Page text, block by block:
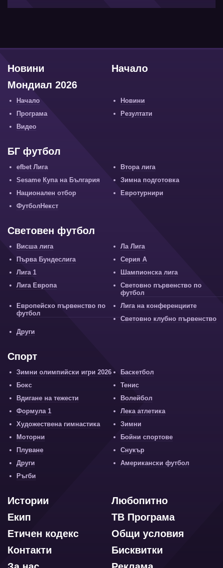
Начало
Новини
Мондиал 2026
Начало
Новини
Програма
Резултати
Видео
БГ футбол
efbet Лига
Втора лига
Sesame Купа на България
Зимна подготовка
Национален отбор
Евротурнири
ФутболНекст
Световен футбол
Висша лига
Ла Лига
Първа Бундеслига
Серия А
Лига 1
Шампионска лига
Лига Европа
Световно първенство по
футбол
Европейско първенство по
футбол
Лига на конференциите
Световно клубно първенство
Други
Спорт
Зимни олимпийски игри 2026
Баскетбол
Бокс
Тенис
Вдигане на тежести
Волейбол
Формула 1
Лека атлетика
Художествена гимнастика
Зимни
Моторни
Бойни спортове
Плуване
Снукър
Други
Американски футбол
Ръгби
Любопитно
Истории
ТВ Програма
Екип
Общи условия
Етичен кодекс
Бисквитки
Контакти